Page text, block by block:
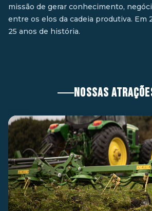
missão de gerar conhecimento,
entre os elos da cadeia produtiva. Em
25 anos de história.
NOSSAS